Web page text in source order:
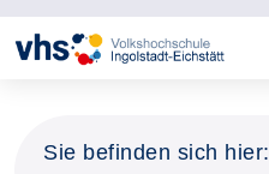
Sie befinden sich hier: